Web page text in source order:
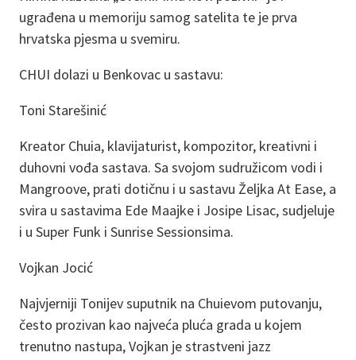
ugrađena u memoriju samog satelita te je prva
hrvatska pjesma u svemiru.
CHUI dolazi u Benkovac u sastavu:
Toni Starešinić
Kreator Chuia, klavijaturist, kompozitor, kreativni i
duhovni vođa sastava. Sa svojom sudružicom vodi i
Mangroove, prati dotičnu i u sastavu Željka At Ease, a
svira u sastavima Ede Maajke i Josipe Lisac, sudjeluje
i u Super Funk i Sunrise Sessionsima.
Vojkan Jocić
Najvjerniji Tonijev suputnik na Chuievom putovanju,
često prozivan kao najveća pluća grada u kojem
trenutno nastupa, Vojkan je strastveni jazz